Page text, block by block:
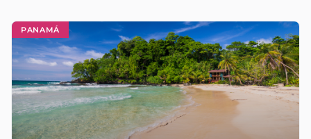
PANAMÁ